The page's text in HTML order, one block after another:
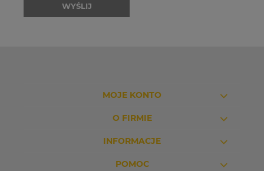
WYŚLIJ
MOJE KONTO
O FIRMIE
INFORMACJE
POMOC